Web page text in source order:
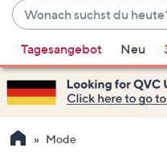
Wonach
suchst
du
heute?
Vorschläge
verfügbar
sind,
verwenden
Sie
Tagesangebot Neu
Mode